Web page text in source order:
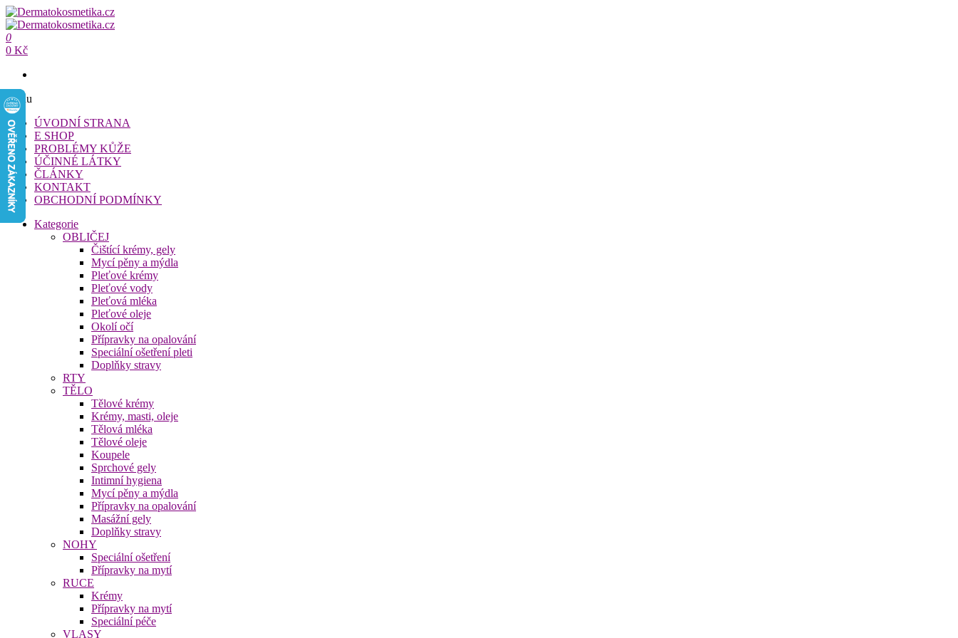
Přeskočit
na
obsah
Dermatokosmetika.cz
Dermatokosmetika.cz
0
0 Kč
Menu
ÚVODNÍ STRANA
E SHOP
PROBLÉMY KŮŽE
ÚČINNÉ LÁTKY
ČLÁNKY
KONTAKT
OBCHODNÍ PODMÍNKY
Kategorie
OBLIČEJ
Čištící krémy, gely
Mycí pěny a mýdla
Pleťové krémy
Pleťové vody
Pleťová mléka
Pleťové oleje
Okolí očí
Přípravky na opalování
Speciální ošetření pleti
Doplňky stravy
RTY
TĚLO
Tělové krémy
Krémy, masti, oleje
Tělová mléka
Tělové oleje
Koupele
Sprchové gely
Intimní hygiena
Mycí pěny a mýdla
Přípravky na opalování
Masážní gely
Doplňky stravy
NOHY
Speciální ošetření
Přípravky na mytí
RUCE
Krémy
Přípravky na mytí
Speciální péče
VLASY